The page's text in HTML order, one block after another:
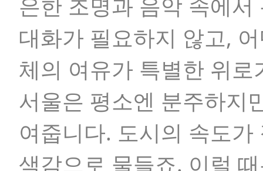
은한 조명과 음악 속에
대화가 필요하지 않고,
체의 여유가 특별한 위로
서울은 평소엔 분주하지
여줍니다. 도시의 속도
색감으로 물들죠. 이럴